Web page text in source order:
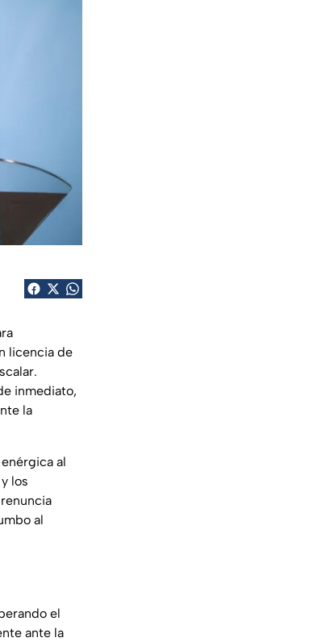
licencia de
inmediato,
la
al
los
al
el
ante la